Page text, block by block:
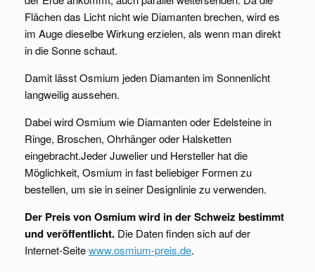
Flächen das Licht nicht wie Diamanten brechen, wird es
im Auge dieselbe Wirkung erzielen, als wenn man direkt
in die Sonne schaut.
Damit lässt Osmium jeden Diamanten im Sonnenlicht
langweilig aussehen.
Dabei wird Osmium wie Diamanten oder Edelsteine in
Ringe, Broschen, Ohrhänger oder Halsketten
eingebracht.Jeder Juwelier und Hersteller hat die
Möglichkeit, Osmium in fast beliebiger Formen zu
bestellen, um sie in seiner Designlinie zu verwenden.
Der Preis von Osmium wird in der Schweiz bestimmt
und veröffentlicht. Die Daten finden sich auf der
Internet-Seitewww.osmium-preis.de.